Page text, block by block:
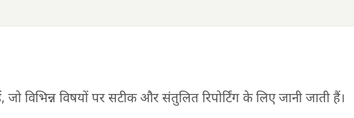
विभिन्न विषयों पर सटीक और संतुलित रिपोर्टिंग के लिए जानी जाती हैं।